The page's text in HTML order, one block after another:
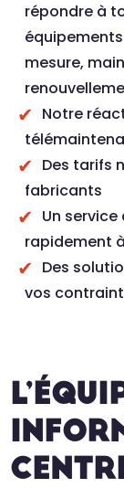
répondre à
mesure,
Notre
Des tarifs
fabricants
Un
rapidement
Des
vos